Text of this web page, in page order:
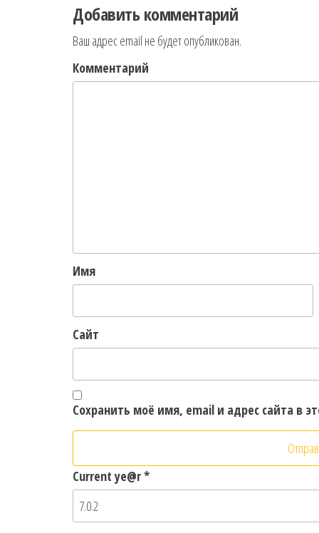
Добавить комментарий
Ваш адрес email не будет опубликован.
Комментарий
Имя
Сайт
Сохранить моё имя, email и адрес сайта в
Current ye@r*